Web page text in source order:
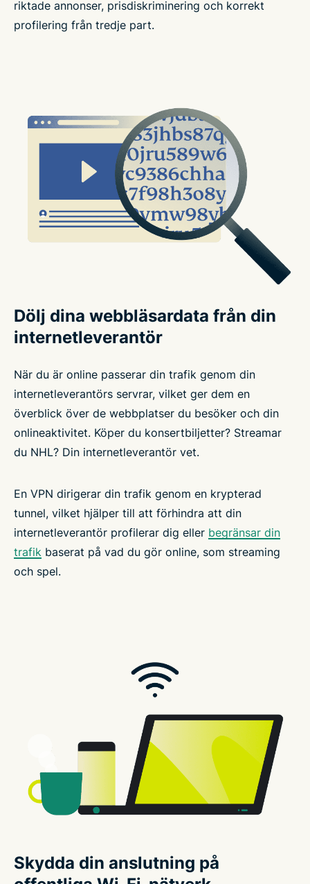
riktade annonser, prisdiskriminering och korrekt
profilering från tredje part.
Dölj dina webbläsardata från din
internetleverantör
När du är online passerar din trafik genom din
internetleverantörs servrar, vilket ger dem en
överblick över de webbplatser du besöker och din
onlineaktivitet. Köper du konsertbiljetter? Streamar
du NHL? Din internetleverantör vet.
En VPN dirigerar din trafik genom en krypterad
tunnel, vilket hjälper till att förhindra att din
internetleverantör profilerar dig eller begränsar din
trafik baserat på vad du gör online, som streaming
och spel.
Skydda din anslutning på